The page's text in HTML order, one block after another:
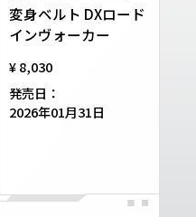
変身ベルト DXロード
インヴォーカー
¥ 8,030
発売日：
2026年01月31日